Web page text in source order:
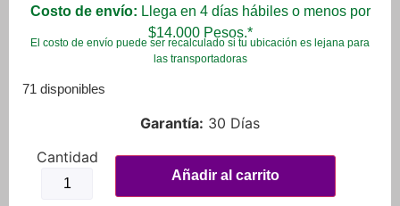
Costo de envío: Llega en 4 días hábiles o menos por
$14.000 Pesos.*
El costo de envío puede ser recalculado si tu ubicación es lejana para
las transportadoras
71 disponibles
Garantía: 30 Días
Añadir al carrito